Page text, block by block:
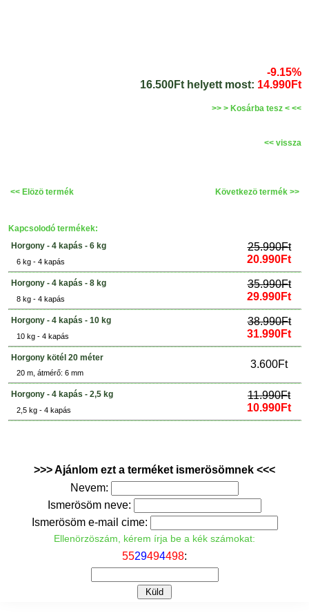
-9.15%
16.500Ft helyett most: 14.990Ft
>> > Kosárba tesz < <<
<< vissza
<< Elözö termék Következö termék >>
Kapcsolodó termékek:
Horgony - 4 kapás - 6 kg
25.990Ft
20.990Ft
6 kg - 4 kapás
Horgony - 4 kapás - 8 kg
35.990Ft
29.990Ft
8 kg - 4 kapás
Horgony - 4 kapás - 10 kg
38.990Ft
31.990Ft
10 kg - 4 kapás
Horgony kötél 20 méter
3.600Ft
20 m, átmérő: 6 mm
Horgony - 4 kapás - 2,5 kg
11.990Ft
10.990Ft
2,5 kg - 4 kapás
>>> Ajánlom ezt a terméket ismerösömnek <<<
Nevem:
Ismerösöm neve:
Ismerösöm e-mail cime:
Ellenörzöszám, kérem írja be a kék számokat:
5529494498: